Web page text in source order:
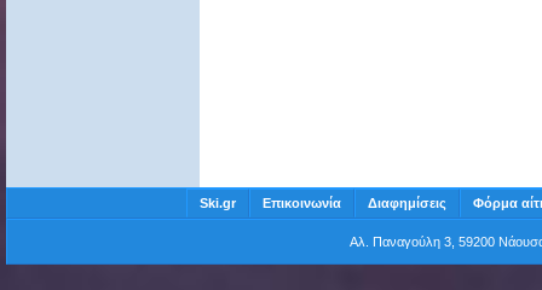
Ski.gr Επικοινωνία Διαφημίσεις Φόρμα
Αλ. Παναγούλη 3, 59200